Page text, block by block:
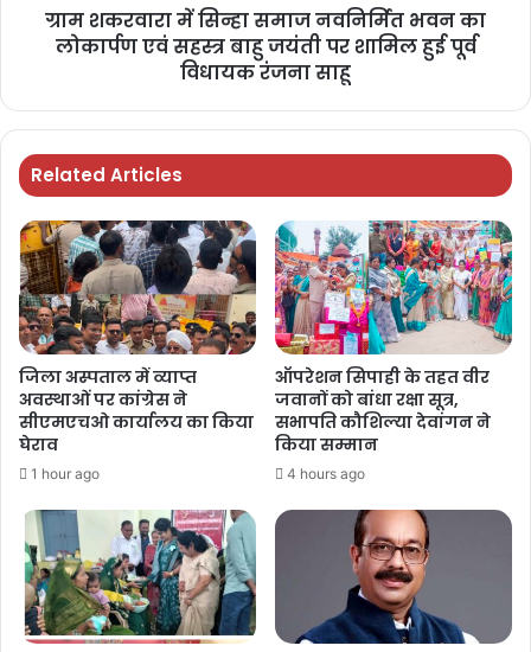
ग्राम शकरवारा में सिन्हा समाज नवनिर्मित भवन का
लोकार्पण एवं सहस्त्र बाहु जयंती पर शामिल हुई पूर्व
विधायक रंजना साहू
Related Articles
जिला अस्पताल में व्याप्त
अवस्थाओं पर कांग्रेस ने
सीएमएचओ कार्यालय का किया
घेराव
1 hour ago
ऑपरेशन सिपाही के तहत वीर
जवानों को बांधा रक्षा सूत्र,
सभापति कौशिल्या देवांगन ने
किया सम्मान
4 hours ago